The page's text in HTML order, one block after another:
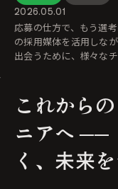
2026.05.01
応募の仕方で、もう選考は始まってい
の採用媒体を活用しながら仲間
出会うために、様々な
これから
ニアへ ──
く、未来